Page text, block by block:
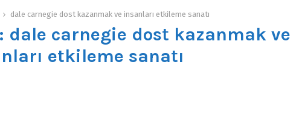
dale carnegie dost kazanmak ve insanları etkileme sanatı
dale carnegie dost kazanmak ve
etkileme sanatı